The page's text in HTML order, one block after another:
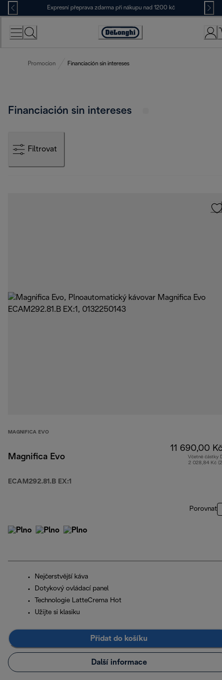
Skip
to
Content
Expresní přeprava zdarma při nákupu nad 1200 kč
Accessibility
Promocion Financiación sin intereses
Financiación sin intereses
Filtrovat
MAGNIFICA EVO
Magnifica Evo
ECAM292.81.B EX:1
11 690,00 Kč
Včetně částky
2 028,84 Kč
Porovnat
Nejčerstvější káva
Dotykový ovládací panel
Technologie LatteCrema Hot
Užijte si klasiku
Přidat do košíku
Další informace